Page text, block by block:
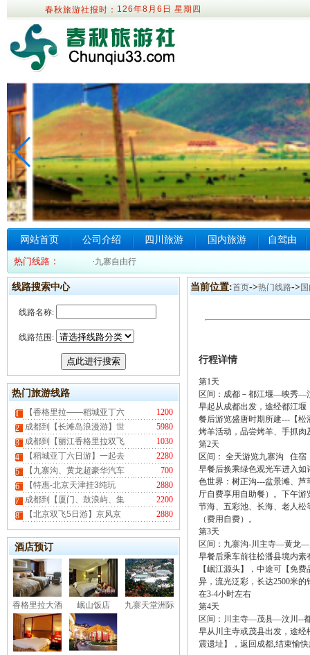
春秋旅游社报时： 126年8月6日 星期四
网站首页 公司介绍 四川旅游 国内旅游 自驾由
热门线路 ： ·九寨自由行
线路搜索中心
线路名称:
线路范围:
热门旅游线路
1 【香格里拉——稻城亚丁六
1200
2 成都到【长滩岛浪漫游】世
5980
3 成都到【丽江香格里拉双飞
1030
4 【稻城亚丁六日游】一起去
2280
5 【九寨沟、黄龙超豪华汽车
700
6 【特惠-北京天津挂3纯玩
2880
7 成都到【厦门、鼓浪屿、集
2200
8 【北京双飞5日游】京风京 2880
酒店预订
香格里拉大酒 岷山饭店 九寨天堂洲际
当前位置:首页->热门线路->国
行程详情
第1天
区间：成都－都江堰—映秀—
早起从成都出发，途经都江
餐后游览盛唐时期所建---【
烤羊活动，品尝烤羊、手抓
第2天
区间： 全天游览九寨沟 住
早餐后换乘绿色观光车进入
色世界：树正沟---盆景滩、
厅自费享用自助餐）。下午
节海、五彩池、长海、老人
（费用自费）。
第3天
区间：九寨沟-川主寺—黄龙
早餐后乘车前往松潘县境内素
【岷江源头】，中途可【免
异，流光泛彩，长达2500米
在3-4小时左右
第4天
区间：川主寺—茂县—汶川--
早从川主寺或茂县出发，途
震遗址】，返回成都,结束愉